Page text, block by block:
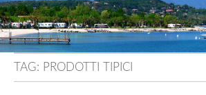
TAG: PRODOTTI TIPICI